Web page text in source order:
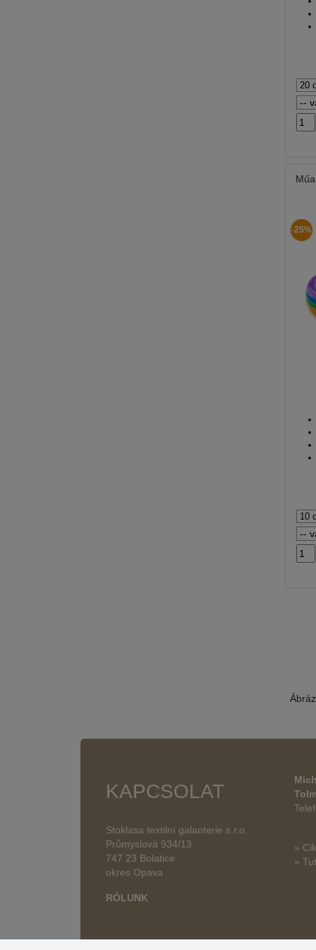
-25%
KAPCSOLAT
Stoklasa textilní galanterie s.r.o.
Průmyslová 934/13
747 23 Bolatice
okres Opava
RÓLUNK
»
»